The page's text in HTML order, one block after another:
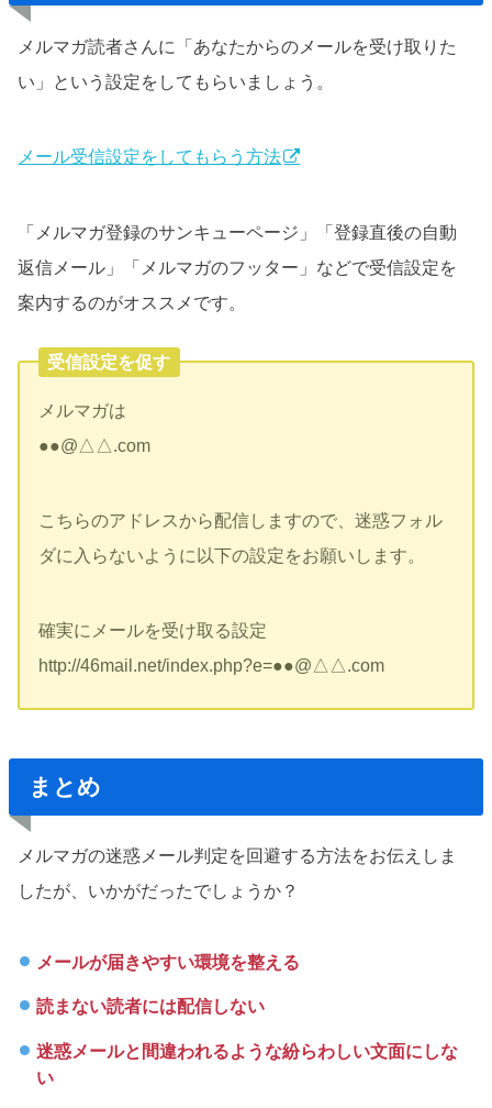
メルマガ読者さんに「あなたからのメールを受け取りた
い」という設定をしてもらいましょう。
メール受信設定をしてもらう方法
「メルマガ登録のサンキューページ」「登録直後の自動
返信メール」「メルマガのフッター」などで受信設定を
案内するのがオススメです。
受信設定を促す
メルマガは
●●@△△.com
こちらのアドレスから配信しますので、迷惑フォル
ダに入らないように以下の設定をお願いします。
確実にメールを受け取る設定
http://46mail.net/index.php?e=●●@△△.com
まとめ
メルマガの迷惑メール判定を回避する方法をお伝えしま
したが、いかがだったでしょうか？
メールが届きやすい環境を整える
読まない読者には配信しない
迷惑メールと間違われるような紛らわしい文面にしな
い